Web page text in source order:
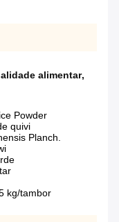
alimentar,
Powder
quivi
Planch.
kg/tambor